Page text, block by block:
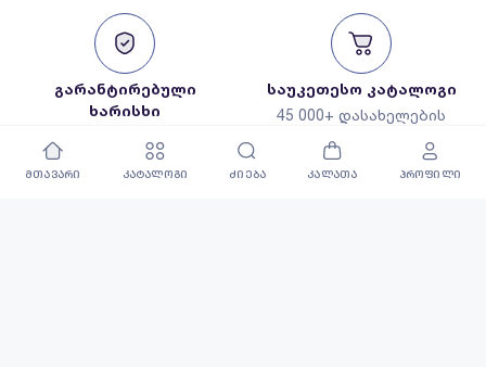
გარანტირებული
ხარისხი
პროდუქცია
საუკეთესო კატალოგი
45 000+ დასახელების
მთავარი კატალოგი ძიება კალათა პროფილი